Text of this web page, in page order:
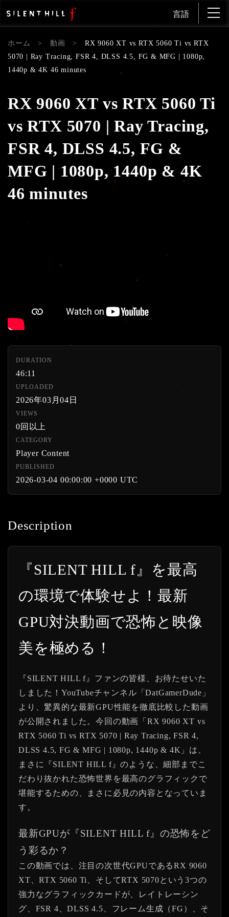
言語
ホーム > 動画 >
RX 9060 XT vs RTX 5060 Ti vs RTX
5070 | Ray Tracing, FSR 4, DLSS 4.5, FG & MFG | 1080p,
1440p & 4K 46 minutes
RX 9060 XT vs RTX 5060 Ti
vs RTX 5070 | Ray Tracing,
FSR 4, DLSS 4.5, FG &
MFG | 1080p, 1440p & 4K
46 minutes
DURATION
46:11
UPLOADED
2026年03月04日
VIEWS
0回以上
CATEGORY
Player Content
PUBLISHED
2026-03-04 00:00:00 +0000 UTC
Description
『SILENT HILL f』を最高
の環境で体験せよ！最新
GPU対決動画で恐怖と映像
美を極める！
『SILENT HILL f』ファンの皆様、お待たせいた
しました！YouTubeチャンネル「DatGamerDude」
より、驚異的な最新GPU性能を徹底比較した動画
が公開されました。今回の動画「RX 9060 XT vs
RTX 5060 Ti vs RTX 5070 | Ray Tracing, FSR 4,
DLSS 4.5, FG & MFG | 1080p, 1440p & 4K」は、
まさに『SILENT HILL f』のような、細部までこ
だわり抜かれた恐怖世界を最高のグラフィックで
堪能するための、まさに必見の内容となっていま
す。
最新GPUが『SILENT HILL f』の恐怖をど
う彩るか？
この動画では、注目の次世代GPUであるRX 9060
XT、RTX 5060 Ti、そしてRTX 5070という3つの
強力なグラフィックカードが、レイトレーシン
グ、FSR 4、DLSS 4.5、フレーム生成（FG）、そ